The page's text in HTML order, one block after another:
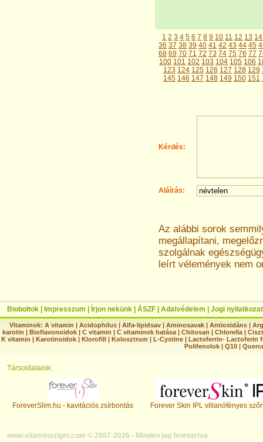
1 2 3 4 5 6 7 8 9 10 11 12 13 14
36 37 38 39 40 41 42 43 44 45
68 69 70 71 72 73 74 75 76 77
100 101 102 103 104 105 106
123 124 125 126 127 128 129
145 146 147 148 149 150 151
Kérdés:
Aláírás:
Az alábbi sorok
megállapítani,
szolgálnak
leírt vélemények nem
Bioboltok Impresszum Írjon nekünk ÁSZF Adatvédelem Jogi nyilatkozat
Vitaminok: A vitamin |Acidophilus |Alfa-lipidsav |Aminosavak |Antioxidáns |
karotin | Bioflavonoidok | C vitamin | C vitaminok hatása | Chitosan | Chlorella |
K vitamin | Karotinoidok | Klorofill | Kolosztrum | L-Cystine | Lactoferrin- Lactoferin
Polifenolok |Q10 |
Társoldalaink:
ForeverSlim.hu - kavitációs zsírbontás Forever Skin IPL villanófényes
www.vitaminsziget.com © 2007-2026 - Minden jog fenntartva